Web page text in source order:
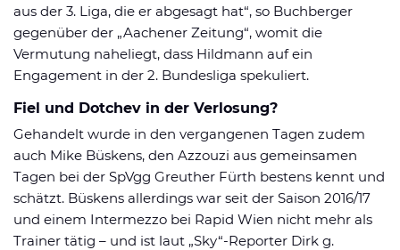
aus der 3. Liga, die er abgesagt hat“, so Buchberger
gegenüber der „Aachener Zeitung“, womit die
Vermutung naheliegt, dass Hildmann auf ein
Engagement in der 2. Bundesliga spekuliert.
Fiel und Dotchev in der Verlosung?
Gehandelt wurde in den vergangenen Tagen zudem
auch Mike Büskens, den Azzouzi aus gemeinsamen
Tagen bei der SpVgg Greuther Fürth bestens kennt und
schätzt. Büskens allerdings war seit der Saison 2016/17
und einem Intermezzo bei Rapid Wien nicht mehr als
Trainer tätig – und ist laut „Sky“-Reporter Dirk g.